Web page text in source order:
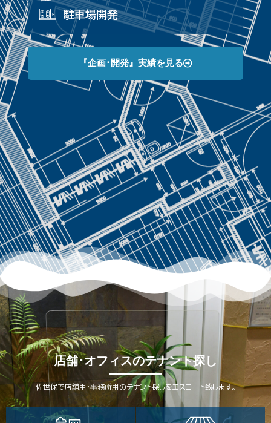
駐車場開発
『企画･開発』実績を見る
店舗･オフィスのテナント探し
佐世保で店舗用・事務所用のテナント探しをエスコート致します。